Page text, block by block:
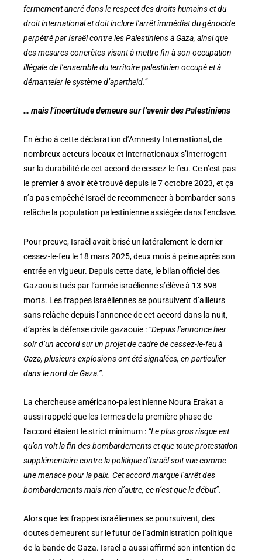
fermement ancré dans le respect des droits humains et du
droit international et doit inclure l’arrêt immédiat du génocide
perpétré par Israël contre les Palestiniens à Gaza, ainsi que
des mesures concrètes visant à mettre fin à son occupation
illégale de l’ensemble du territoire palestinien occupé et à
démanteler le système d’apartheid.”
… mais l’incertitude demeure sur l’avenir des Palestiniens
En écho à cette déclaration d’Amnesty International, de
nombreux acteurs locaux et internationaux s’interrogent
sur la durabilité de cet accord de cessez-le-feu. Ce n’est pas
le premier à avoir été trouvé depuis le 7 octobre 2023, et ça
n’a pas empêché Israël de recommencer à bombarder sans
relâche la population palestinienne assiégée dans l’enclave.
Pour preuve, Israël avait brisé unilatéralement le dernier
cessez-le-feu le 18 mars 2025, deux mois à peine après son
entrée en vigueur. Depuis cette date, le bilan officiel des
Gazaouis tués par l’armée israélienne s’élève à 13 598
morts. Les frappes israéliennes se poursuivent d’ailleurs
sans relâche depuis l’annonce de cet accord dans la nuit,
d’après la défense civile gazaouie : “Depuis l’annonce hier
soir d’un accord sur un projet de cadre de cessez-le-feu à
Gaza, plusieurs explosions ont été signalées, en particulier
dans le nord de Gaza.”.
La chercheuse américano-palestinienne Noura Erakat a
aussi rappelé que les termes de la première phase de
l’accord étaient le strict minimum : “Le plus gros risque est
qu’on voit la fin des bombardements et que toute protestation
supplémentaire contre la politique d’Israël soit vue comme
une menace pour la paix. Cet accord marque l’arrêt des
bombardements mais rien d’autre, ce n’est que le début”.
Alors que les frappes israéliennes se poursuivent, des
doutes demeurent sur le futur de l’administration politique
de la bande de Gaza. Israël a aussi affirmé son intention de